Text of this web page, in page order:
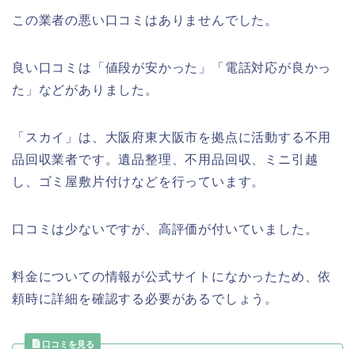
この業者の悪い口コミはありませんでした。
良い口コミは「値段が安かった」「電話対応が良かっ
た」などがありました。
「スカイ」は、大阪府東大阪市を拠点に活動する不用
品回収業者です。遺品整理、不用品回収、ミニ引越
し、ゴミ屋敷片付けなどを行っています。
口コミは少ないですが、高評価が付いていました。
料金についての情報が公式サイトになかったため、依
頼時に詳細を確認する必要があるでしょう。
口コミを見る